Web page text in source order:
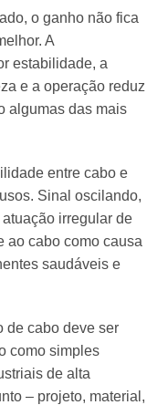
o ganho não fica
A
estabilidade, a
e a operação reduz
algumas das mais
entre cabo e
Sinal oscilando,
irregular de
ao cabo como causa
saudáveis e
de cabo deve ser
como simples
de alta
– projeto, material,